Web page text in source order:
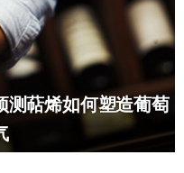
测萜烯如何塑造葡萄